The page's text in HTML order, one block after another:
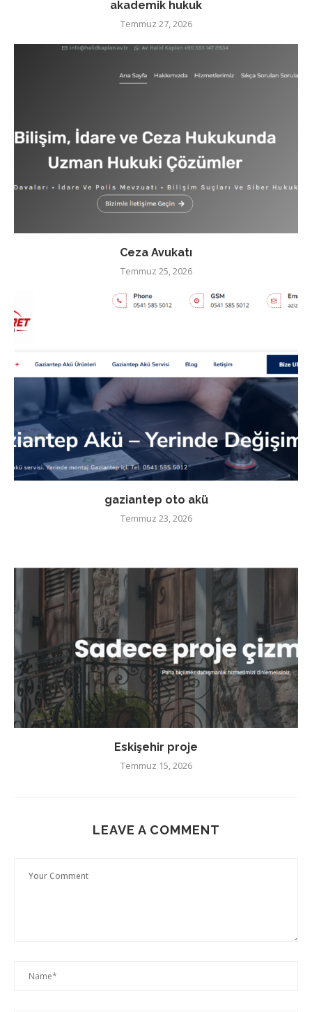
akademik hukuk
Temmuz 27, 2026
Ceza Avukatı
Temmuz 25, 2026
gaziantep oto akü
Temmuz 23, 2026
Eskişehir proje
Temmuz 15, 2026
LEAVE A COMMENT